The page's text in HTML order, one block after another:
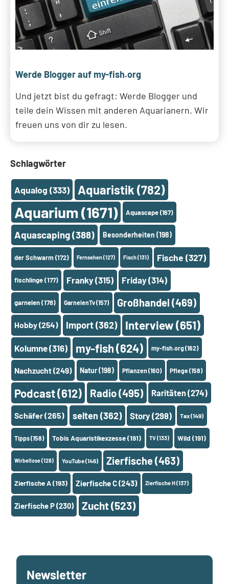
Werde Blogger auf my-fish.org
Und jetzt bist du gefragt: Werde Blogger und
teile dein Wissen mit anderen Aquarianern. Wir
freuen uns von dir zu lesen.
Schlagwörter
Aqualog (333) Aquaristik (782)
Aquarium (1671) Aquascape(167)
Aquascaping(388) Besonderheiten (198)
der Schwarm(172) Fernsehen(127) Fisch(131) Fische (327)
fischlinge(177) Franky(315) Friday(314)
garnelen(178) GarnelenTv(157) Großhandel (469)
Hobby(254) Import(362) Interview(651)
Kolumne(316) my-fish(624) my-fish.org(162)
Nachzucht(249) Natur(198) Pflanzen(160) Pflege(158)
Podcast(612) Radio(495) Raritäten (274)
Schäfer(265) selten (362) Story (298) Tax(149)
Tipps(158) Tobis Aquaristikexzesse(191) TV(133) Wild (191)
Wirbellose(128) YouTube(146) Zierfische(463)
Zierfische A(193) Zierfische C(243) Zierfische H(137)
Zierfische P(230) Zucht(523)
Newsletter